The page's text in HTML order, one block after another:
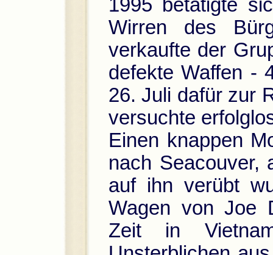
1995 betätigte
Wirren des
verkaufte der
defekte Waffen -
26. Juli dafür zur
versuchte
Einen knappen
nach Seacouver,
auf ihn verübt
Wagen von Joe
Zeit in